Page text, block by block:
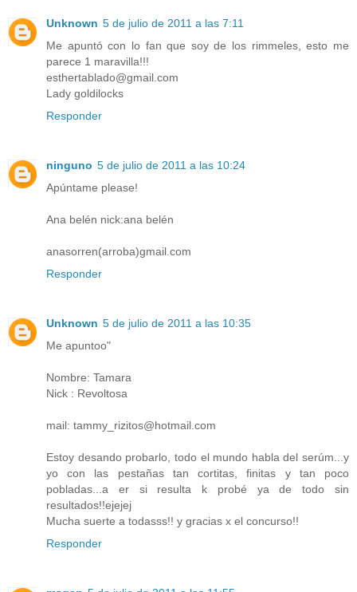
Unknown 5 de julio de 2011 a las 7:11
Me apuntó con lo fan que soy de los rimmeles, esto me
parece 1 maravilla!!!
esthertablado@gmail.com
Lady goldilocks
Responder
ninguno 5 de julio de 2011 a las 10:24
Apúntame please!
Ana belén nick:ana belén
anasorren(arroba)gmail.com
Responder
Unknown 5 de julio de 2011 a las 10:35
Me apuntoo"
Nombre: Tamara
Nick : Revoltosa
mail: tammy_rizitos@hotmail.com
Estoy desando probarlo, todo el mundo habla del serúm...y
yo con las pestañas tan cortitas, finitas y tan poco
pobladas...a er si resulta k probé ya de todo sin
resultados!!ejejej
Mucha suerte a todasss!! y gracias x el concurso!!
Responder